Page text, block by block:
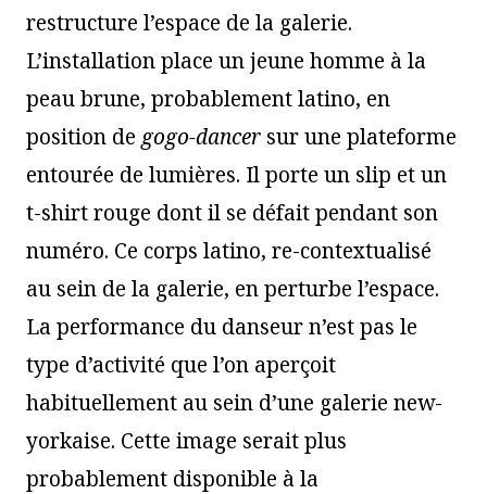
restructure l’espace de la galerie.
L’installation place un jeune homme à la
peau brune, probablement latino, en
position de gogo-dancer sur une plateforme
entourée de lumières. Il porte un slip et un
t-shirt rouge dont il se défait pendant son
numéro. Ce corps latino, re-contextualisé
au sein de la galerie, en perturbe l’espace.
La performance du danseur n’est pas le
type d’activité que l’on aperçoit
habituellement au sein d’une galerie new-
yorkaise. Cette image serait plus
probablement disponible à la